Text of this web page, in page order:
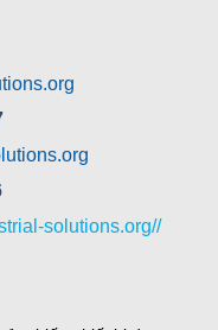
solutions.org//